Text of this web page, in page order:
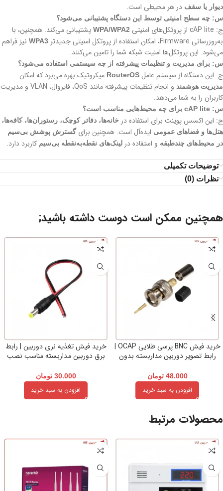
دیوار یا سقف در هر محیطی است.
س: چه سطح امنیتی توسط این دستگاه پشتیبانی می‌شود؟
ج: cAP lite از پروتکل‌های امنیتی WPA/WPA2 پشتیبانی می‌کند. همچنین، با
به‌روزرسانی Firmware، امکان استفاده از پروتکل امنیتی جدیدتر
WPA3 نیز فراهم
می‌شود. این پروتکل‌ها امنیت شبکه شما را تامین می‌کنند.
س: برای مدیریت و تنظیمات پیشرفته از چه سیستمی استفاده می‌شود؟
ج: این دستگاه از سیستم عامل RouterOS میکروتیک بهره می‌برد که امکان
مدیریت هوشمند
و انجام تنظیمات پیشرفته مانند QoS، فایروال، VLAN و مدیریت
کاربران را به شما می‌دهد.
س: cAP lite برای چه محیط‌هایی مناسب است؟
ج: این اکسس پوینت برای استفاده در خانه‌ها، دفاتر کوچک، رستوران‌ها، کافه‌ها،
هتل‌ها و فضاهای عمومی ایده‌آل است. همچنین برایگسترش پوشش بی‌سیم
در محیط‌های چندطبقه و استفاده در لینک‌های نقطه‌به‌نقطه بی‌سیم کاربرد دارد.
توضیحات تکمیلی
نظرات (0)
همچنین ممکن است دوست داشته باشید;
خرید فیش BNC پرسی طلایی OCAP |
رابط تصویر دوربین مداربسته بدون
48.000 تومان
افزودن به سبد خرید
خرید فیش تغذیه نری دوربین | رابط
برق دوربین مداربسته مناسب نصب
30.000 تومان
افزودن به سبد خرید
محصولات مرتبط